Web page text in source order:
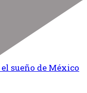
sueño de México